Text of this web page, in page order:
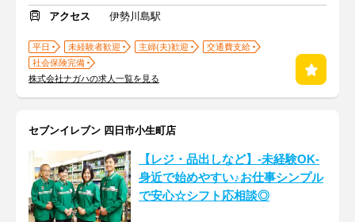
アクセス
伊勢川島駅
平日 未経験者歓迎 主婦(夫)歓迎
交通費支給
社会保険完備
株式会社ナガハの求人一覧を見る
セブンイレブン 四日市小生町店
【レジ・品出しなど】-未経験OK-
身近で始めやすい♪お仕事シンプル
で安心☆シフト応相談◎